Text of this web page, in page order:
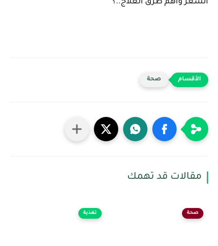
الشعر وأهم طرق العلاج..؟
صحة
مقالات قد تهمك
صحة تغذية